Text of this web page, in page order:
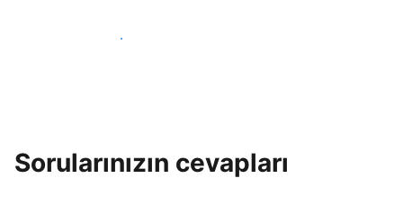
Tesis sahipleri arasına katıl
Sorularınızın cevapları